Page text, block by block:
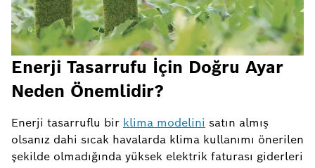
Enerji Tasarrufu İçin Doğru Ayar
Neden Önemlidir?
Enerji tasarruflu bir klima modelini satın almış
olsanız dahi sıcak havalarda klima kullanımı önerilen
şekilde olmadığında yüksek elektrik faturası giderleri